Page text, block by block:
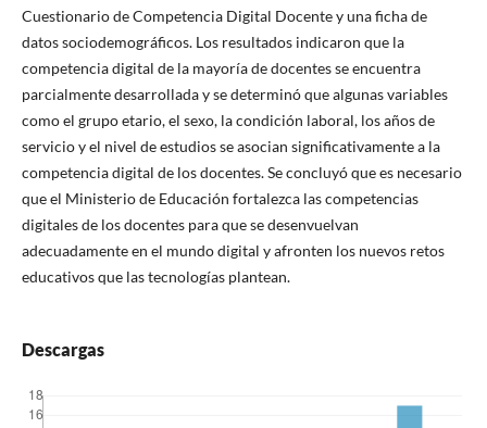
Cuestionario de Competencia Digital Docente y una ficha de
datos sociodemográficos. Los resultados indicaron que la
competencia digital de la mayoría de docentes se encuentra
parcialmente desarrollada y se determinó que algunas variables
como el grupo etario, el sexo, la condición laboral, los años de
servicio y el nivel de estudios se asocian significativamente a la
competencia digital de los docentes. Se concluyó que es necesario
que el Ministerio de Educación fortalezca las competencias
digitales de los docentes para que se desenvuelvan
adecuadamente en el mundo digital y afronten los nuevos retos
educativos que las tecnologías plantean.
Descargas